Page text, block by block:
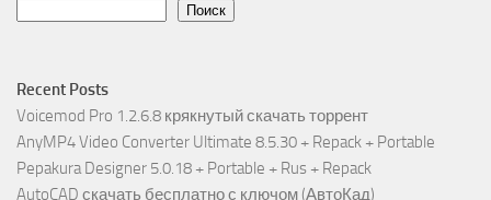
Поиск
Recent Posts
Voicemod Pro 1.2.6.8 крякнутый скачать торрент
AnyMP4 Video Converter Ultimate 8.5.30 + Repack + Portable
Pepakura Designer 5.0.18 + Portable + Rus + Repack
AutoCAD скачать бесплатно с ключом (АвтоКад)